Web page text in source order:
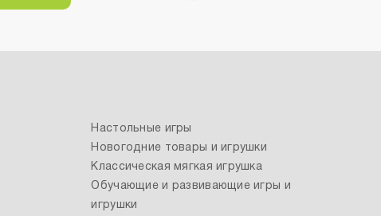
Настольные игры
Новогодние товары и игрушки
Классическая мягкая игрушка
Обучающие и развивающие игры и
игрушки